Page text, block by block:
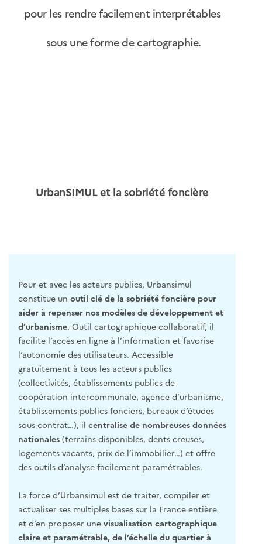
pour les rendre facilement interprétables
sous une forme de cartographie.
UrbanSIMUL et la sobriété foncière
Pour et avec les acteurs publics, Urbansimul
constitue un outil clé de la sobriété foncière pour
aider à repenser nos modèles de développement et
d’urbanisme. Outil cartographique collaboratif, il
facilite l’accès en ligne à l’information et favorise
l’autonomie des utilisateurs. Accessible
gratuitement à tous les acteurs publics
(collectivités, établissements publics de
coopération intercommunale, agence d’urbanisme,
établissements publics fonciers, bureaux d’études
sous contrat…), il centralise de nombreuses données
nationales (terrains disponibles, dents creuses,
logements vacants, prix de l’immobilier…) et offre
des outils d’analyse facilement paramétrables.
La force d’Urbansimul est de traiter, compiler et
actualiser ses multiples bases sur la France entière
et d’en proposer une visualisation cartographique
claire et paramétrable, de l’échelle du quartier à